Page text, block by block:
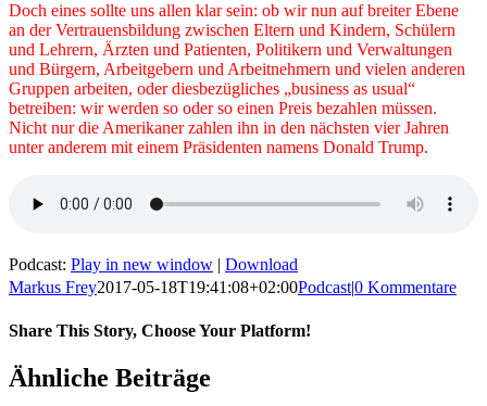
Doch eines sollte uns allen klar sein: ob wir nun auf breiter Ebene
an der Vertrauensbildung zwischen Eltern und Kindern, Schülern
und Lehrern, Ärzten und Patienten, Politikern und Verwaltungen
und Bürgern, Arbeitgebern und Arbeitnehmern und vielen anderen
Gruppen arbeiten, oder diesbezügliches „business as usual“
betreiben: wir werden so oder so einen Preis bezahlen müssen.
Nicht nur die Amerikaner zahlen ihn in den nächsten vier Jahren
unter anderem mit einem Präsidenten namens Donald Trump.
Podcast: Play in new window | Download
Markus Frey2017-05-18T19:41:08+02:00Podcast|0 Kommentare
Share This Story, Choose Your Platform!
Ähnliche Beiträge